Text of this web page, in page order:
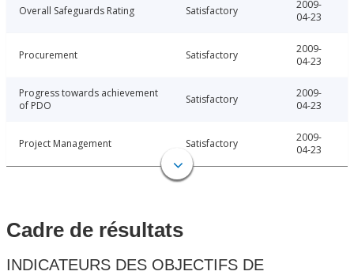
Overall Safeguards Rating Satisfactory
2009-
04-23
Procurement Satisfactory
2009-
04-23
Progress towards achievement
of PDO
Satisfactory
2009-
04-23
Project Management Satisfactory
2009-
04-23
Cadre de résultats
INDICATEURS DES OBJECTIFS DE